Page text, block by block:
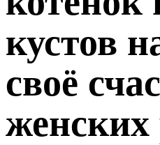
кустов
своё
женских